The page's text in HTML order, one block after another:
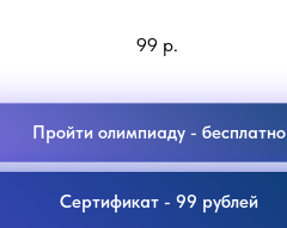
99 р.
Пройти олимпиаду - бесплатно
Сертификат - 99 рублей